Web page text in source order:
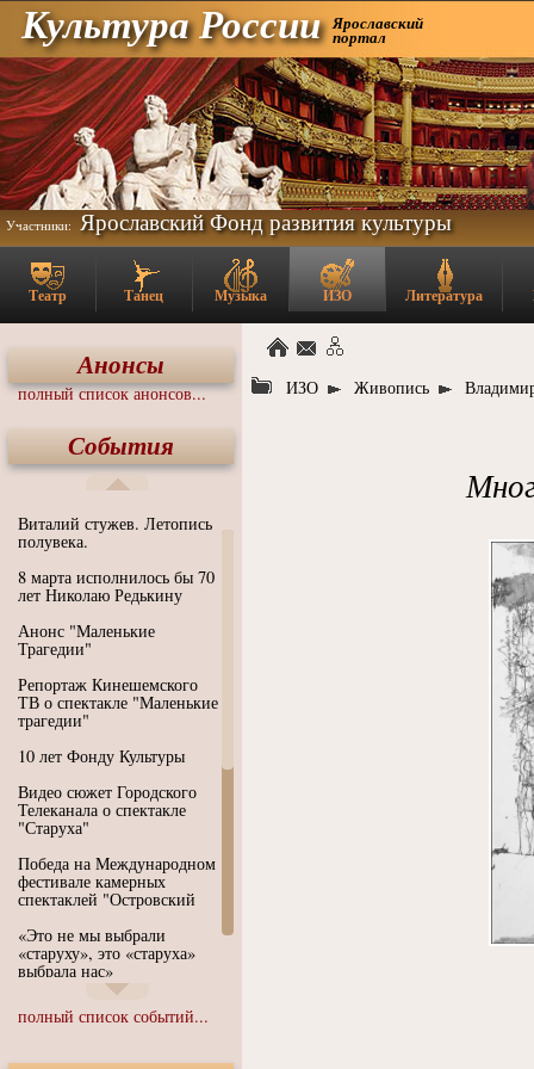
Культура России Ярославский
портал
Участники: Ярославский Фонд развития культуры
Театр Танец Музыка ИЗО Литература
Анонсы
полный список анонсов...
События
Виталий стужев. Летопись
полувека.
8 марта исполнилось бы 70
лет Николаю Редькину
Анонс "Маленькие
Трагедии"
Репортаж Кинешемского
ТВ о спектакле "Маленькие
трагедии"
10 лет Фонду Культуры
Видео сюжет Городского
Телеканала о спектакле
"Старуха"
Победа на Международном
фестивале камерных
спектаклей "Островский
«Это не мы выбрали
«старуху», это «старуха»
выбрала нас»
Иммерсивный спектакль
"Язык чистого полета
полный список событий...
ИЗО Живопись